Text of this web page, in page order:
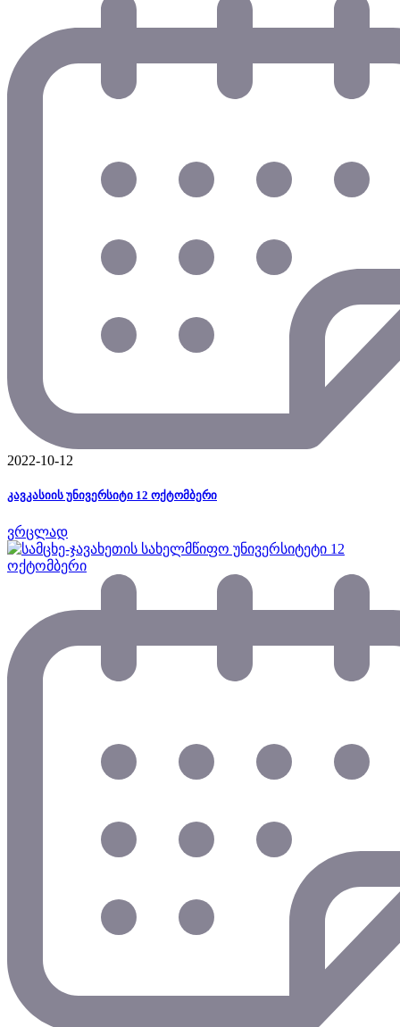
2022-10-12
კავკასიის უნივერსიტი 12 ოქტომბერი
ვრცლად